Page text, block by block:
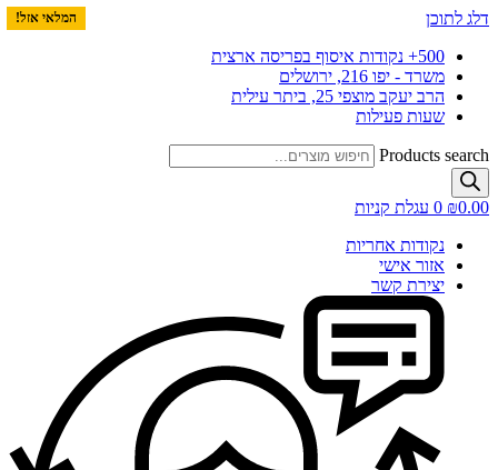
דלג לתוכן
500+ נקודות איסוף בפריסה ארצית
משרד - יפו 216, ירושלים
הרב יעקב מוצפי 25, ביתר עילית
שעות פעילות
Products search
₪0.00
0 עגלת קניות
נקודות אחריות
אזור אישי
יצירת קשר
המלאי אזל!
המלאי אזל!